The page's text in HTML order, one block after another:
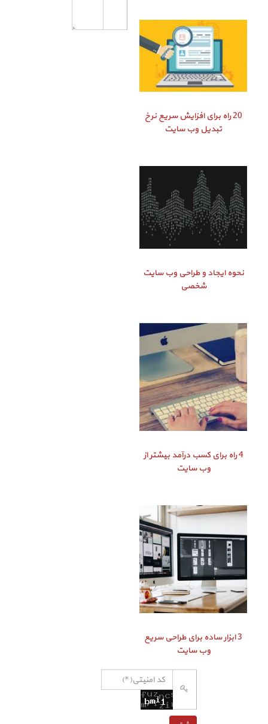
20 راه برای افزایش سریع نرخ
تبدیل وب سایت
نحوه ایجاد و طراحی وب سایت
شخصی
4 راه برای کسب درآمد بیشتر از
وب سایت
3 ابزار ساده برای طراحی سریع
وب سایت